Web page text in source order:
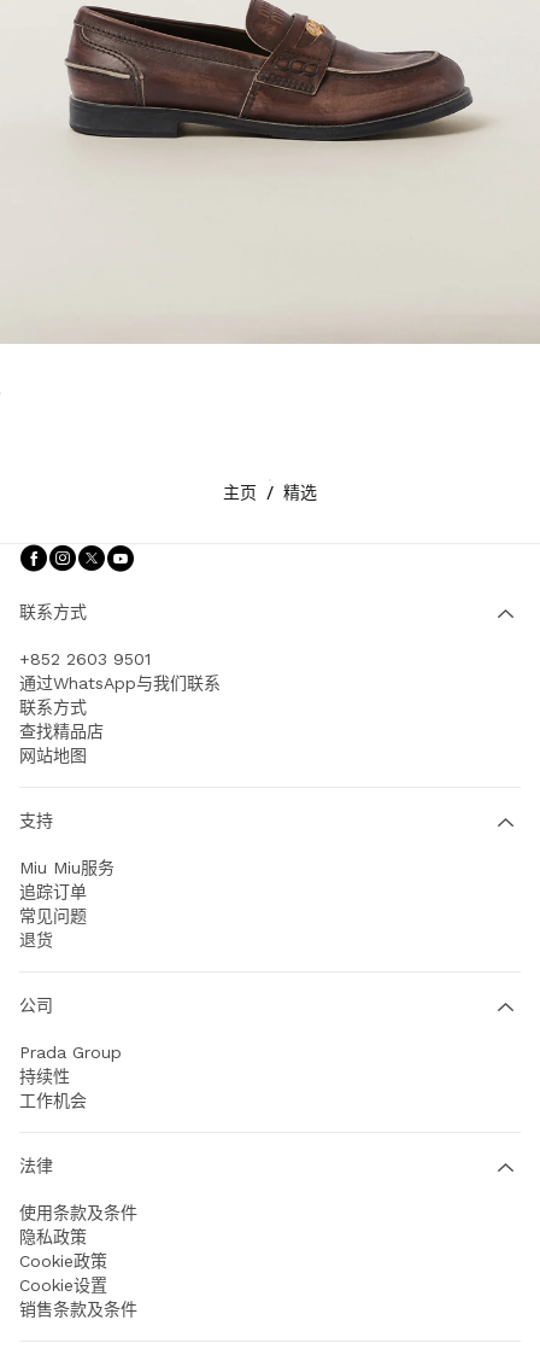
主页 / 精选
关注我们 facebook
关注我们 instagram
关注我们 twitter
联系方式
+852 2603 9501
通过WhatsApp与我们联系
联系方式
查找精品店
网站地图
支持
Miu Miu服务
追踪订单
常见问题
退货
公司
Prada Group
持续性
工作机会
法律
使用条款及条件
隐私政策
Cookie政策
Cookie设置
销售条款及条件